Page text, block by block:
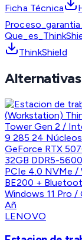
Ficha Técnica
ThinkShield
LENOVO